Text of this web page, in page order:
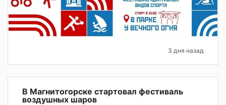
3 дня назад
В Магнитогорске стартовал фестиваль
воздушных шаров